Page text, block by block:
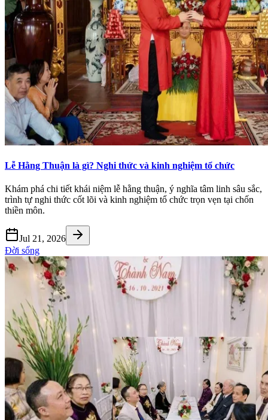
Lễ Hằng Thuận là gì? Nghi thức và kinh nghiệm tổ chức
Khám phá chi tiết khái niệm lễ hằng thuận, ý nghĩa tâm linh sâu sắc,
trình tự nghi thức cốt lõi và kinh nghiệm tổ chức trọn vẹn tại chốn
thiền môn.
Jul 21, 2026
Đời sống